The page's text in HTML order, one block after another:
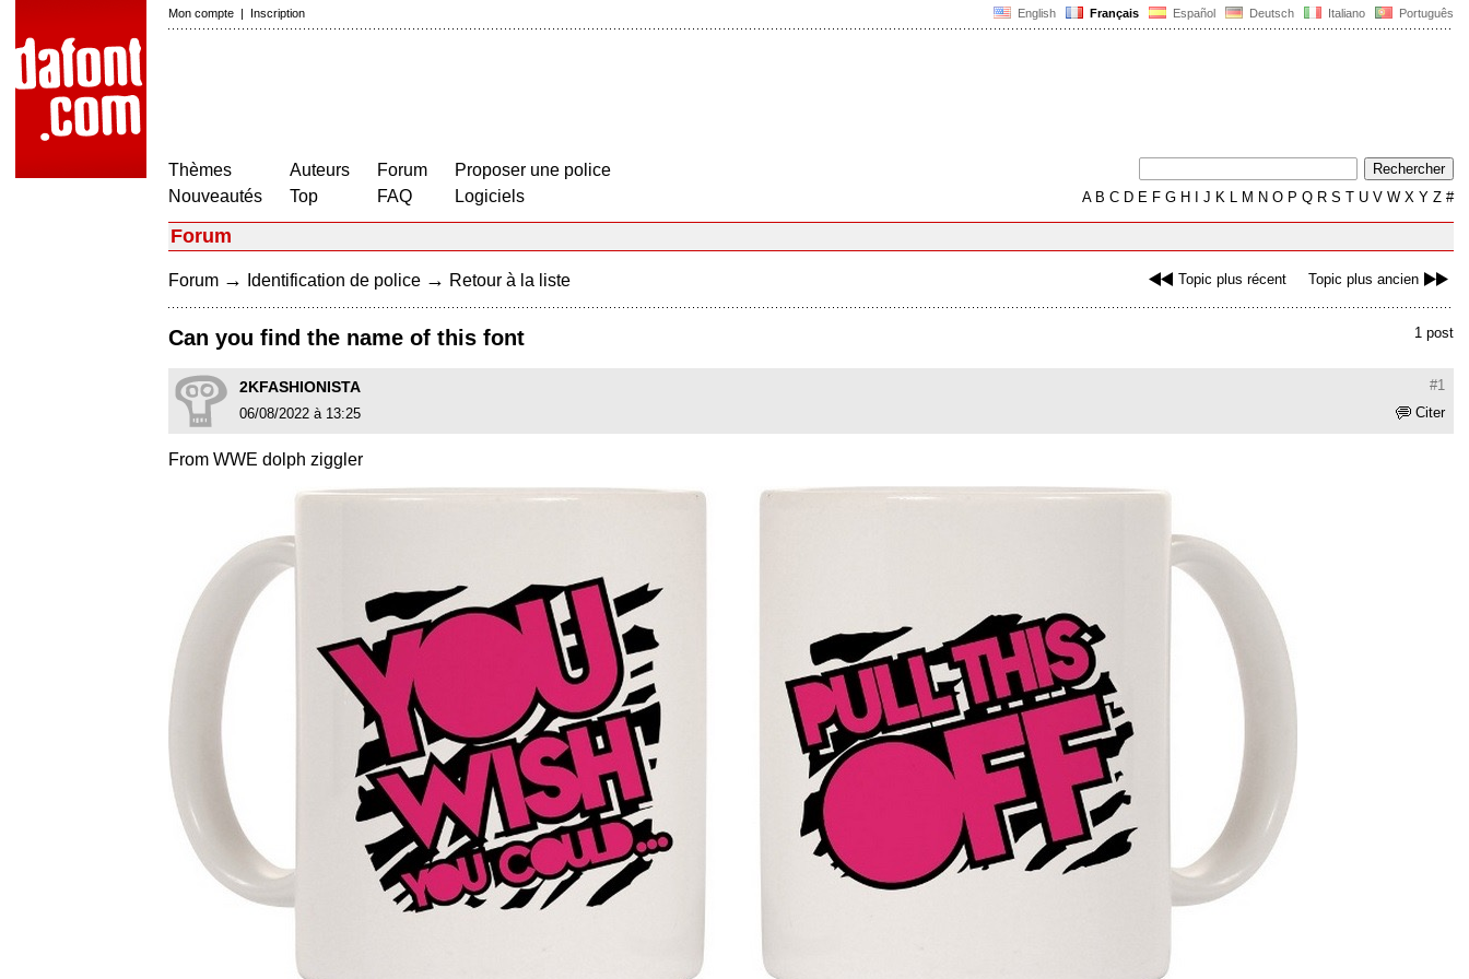
English Français Español Deutsch Italiano Português
Mon compte | Inscription
Thèmes
Nouveautés
Auteurs
Top
Forum
FAQ
Proposer une police
Logiciels
AB C D E F G H J K L M N O P Q R S T U V W X Y Z #
Forum
Topic plus récent Topic plus ancien
Forum → Identification de police → Retour à la liste
1 post
Can you find the name of this font
#1
2KFASHIONISTA
Citer
06/08/2022 à 13:25
From WWE dolph ziggler